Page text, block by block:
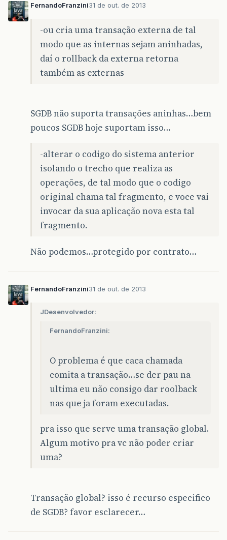
FernandoFranzini31 de out. de 2013
-ou cria uma transação externa de tal
modo que as internas sejam aninhadas,
daí o rollback da externa retorna
também as externas
SGDB não suporta transações aninhas…bem
poucos SGDB hoje suportam isso…
-alterar o codigo do sistema anterior
isolando o trecho que realiza as
operações, de tal modo que o codigo
original chama tal fragmento, e voce vai
invocar da sua aplicação nova esta tal
fragmento.
Não podemos…protegido por contrato…
FernandoFranzini31 de out. de 2013
JDesenvolvedor:
FernandoFranzini:
O problema é que caca chamada
comita a transação…se der pau na
ultima eu não consigo dar roolback
nas que ja foram executadas.
pra isso que serve uma transação global.
Algum motivo pra vc não poder criar
uma?
Transação global? isso é recurso especifico
de SGDB? favor esclarecer…